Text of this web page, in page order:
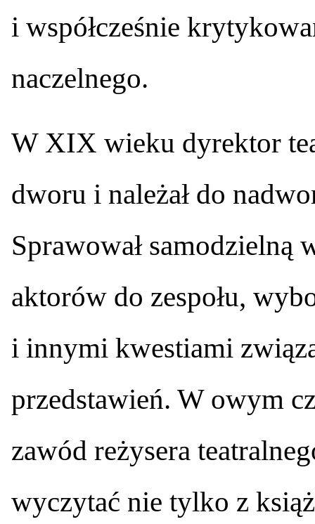
i współcześnie
naczelnego.
W XIX wieku dyrektor
dworu i należał do
Sprawował samodzielną
aktorów do zespołu,
i innymi kwestiami
przedstawień. W owym
zawód reżysera
wyczytać nie tylko z